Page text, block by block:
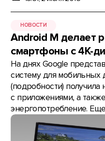
НОВОСТИ
Android M делает
смартфоны с 4К-
На днях Google
систему для мобильных
(подробности)
с приложениями, а
энергопотребление.